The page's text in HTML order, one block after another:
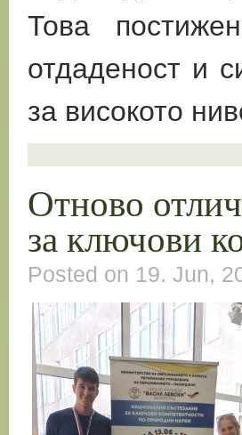
Това
отдаденост и
за високото
Отново
за ключови
Posted on 19. Jun,